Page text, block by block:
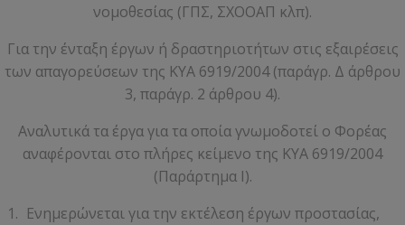
νομοθεσίας (ΓΠΣ, ΣΧΟΟΑΠ κλπ).
Για την ένταξη έργων ή δραστηριοτήτων στις εξαιρέσεις
των απαγορεύσεων της ΚΥΑ 6919/2004 (παράγρ. Δ άρθρου
3, παράγρ. 2 άρθρου 4).
Αναλυτικά τα έργα για τα οποία γνωμοδοτεί ο Φορέας
αναφέρονται στο πλήρες κείμενο της ΚΥΑ 6919/2004
(Παράρτημα Ι).
Ενημερώνεται για την εκτέλεση έργων προστασίας,